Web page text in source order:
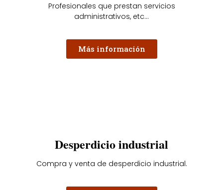
Profesionales que prestan servicios
administrativos, etc...
Más información
Desperdicio industrial
Compra y venta de desperdicio industrial.